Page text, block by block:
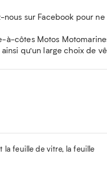
sur Facebook pour
à-côtes Motos
qu’un large choix de
la feuille de vitre, la feuille